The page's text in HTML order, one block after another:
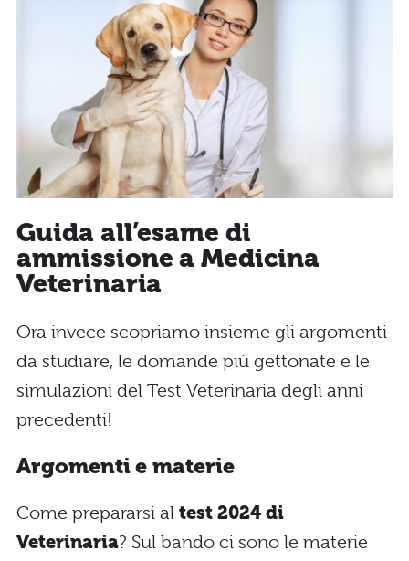
Guida all’esame di
ammissione a Medicina
Veterinaria
Ora invece scopriamo insieme gli argomenti
da studiare, le domande più gettonate e le
simulazioni del Test Veterinaria degli anni
precedenti!
Argomenti e materie
Come prepararsi al test 2024 di
Veterinaria? Sul bando ci sono le materie